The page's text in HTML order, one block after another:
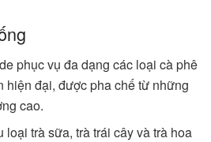
phục vụ đa dạng các loại cà phê
hiện đại, được pha chế từ những
cao.
loại trà sữa, trà trái cây và trà hoa